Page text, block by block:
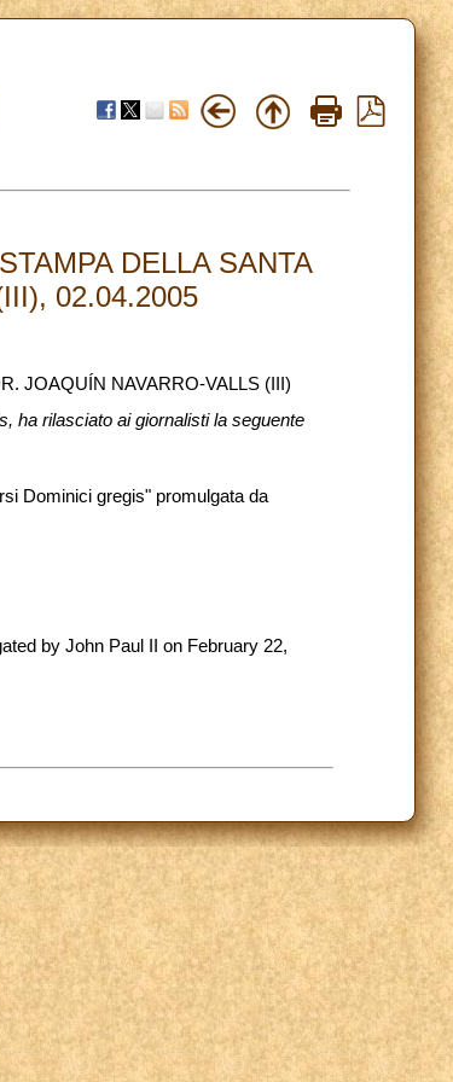
DELLA SANTA
02.04.2005
JOAQUÍN NAVARRO-VALLS (III)
ha rilasciato ai giornalisti la seguente
Dominici gregis" promulgata da
by John Paul II on February 22,